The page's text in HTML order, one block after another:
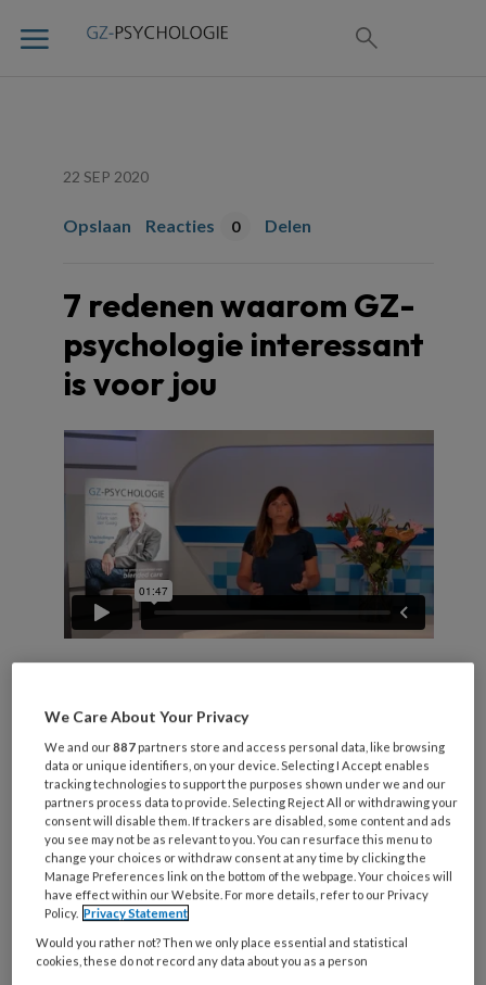
22 SEP 2020
Opslaan Reacties 0 Delen
7 redenen waarom GZ-
psychologie interessant
is voor jou
In deze video vertelt Willemijn Scholten
(hoofdredacteur) over GZ-psychologie.
“GZ-psychologie is een vaktijdschrift voor
mensen die in de GGZ werken. Met ons
tijdschrift willen we graag kennis,
informatie, nieuwe ontwikkelingen en
discussies in het werkveld op een pakkende
manier overbrengen aan collega’s”, aldus
We Care About Your Privacy
We and our887 partners store and access personal data, like browsing
data or unique identifiers, on your device. Selecting I Accept enables
tracking technologies to support the purposes shown under we and our
partners process data to provide. Selecting Reject All or withdrawing your
consent will disable them. If trackers are disabled, some content and ads
you see may not be as relevant to you. You can resurface this menu to
change your choices or withdraw consent at any time by clicking the
Manage Preferences link on the bottom of the webpage. Your choices will
have effect within our Website. For more details, refer to our Privacy
Policy. Privacy Statement
Would you rather not? Then we only place essential and statistical
cookies, these do not record any data about you as a person